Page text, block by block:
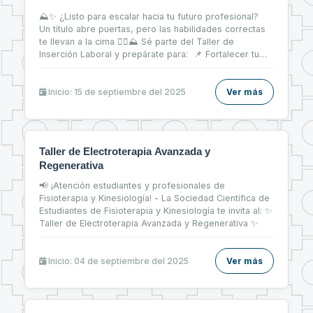
⛰✨ ¿Listo para escalar hacia tu futuro profesional?
Un título abre puertas, pero las habilidades correctas
te llevan a la cima 🧗‍♀⛰ Sé parte del Taller de
Inserción Laboral y prepárate para: 📌 Fortalecer tu
primeros pasos firmes en el mercado laboral 💼
Inicio: 15 de septiembre del 2025
Ver más
Taller de Electroterapia Avanzada y
Regenerativa
📢 ¡Atención estudiantes y profesionales de
Fisioterapia y Kinesiología! - La Sociedad Científica de
Estudiantes de Fisioterapia y Kinesiología te invita al: ✨
Taller de Electroterapia Avanzada y Regenerativa ✨
Inicio: 04 de septiembre del 2025 Ver más